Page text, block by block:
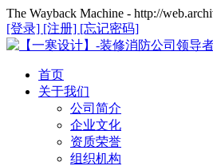
The Wayback Machine - http://
[登录] [注册] [忘记密码]
首页
关于我们
公司简介
企业文化
资质荣誉
组织机构